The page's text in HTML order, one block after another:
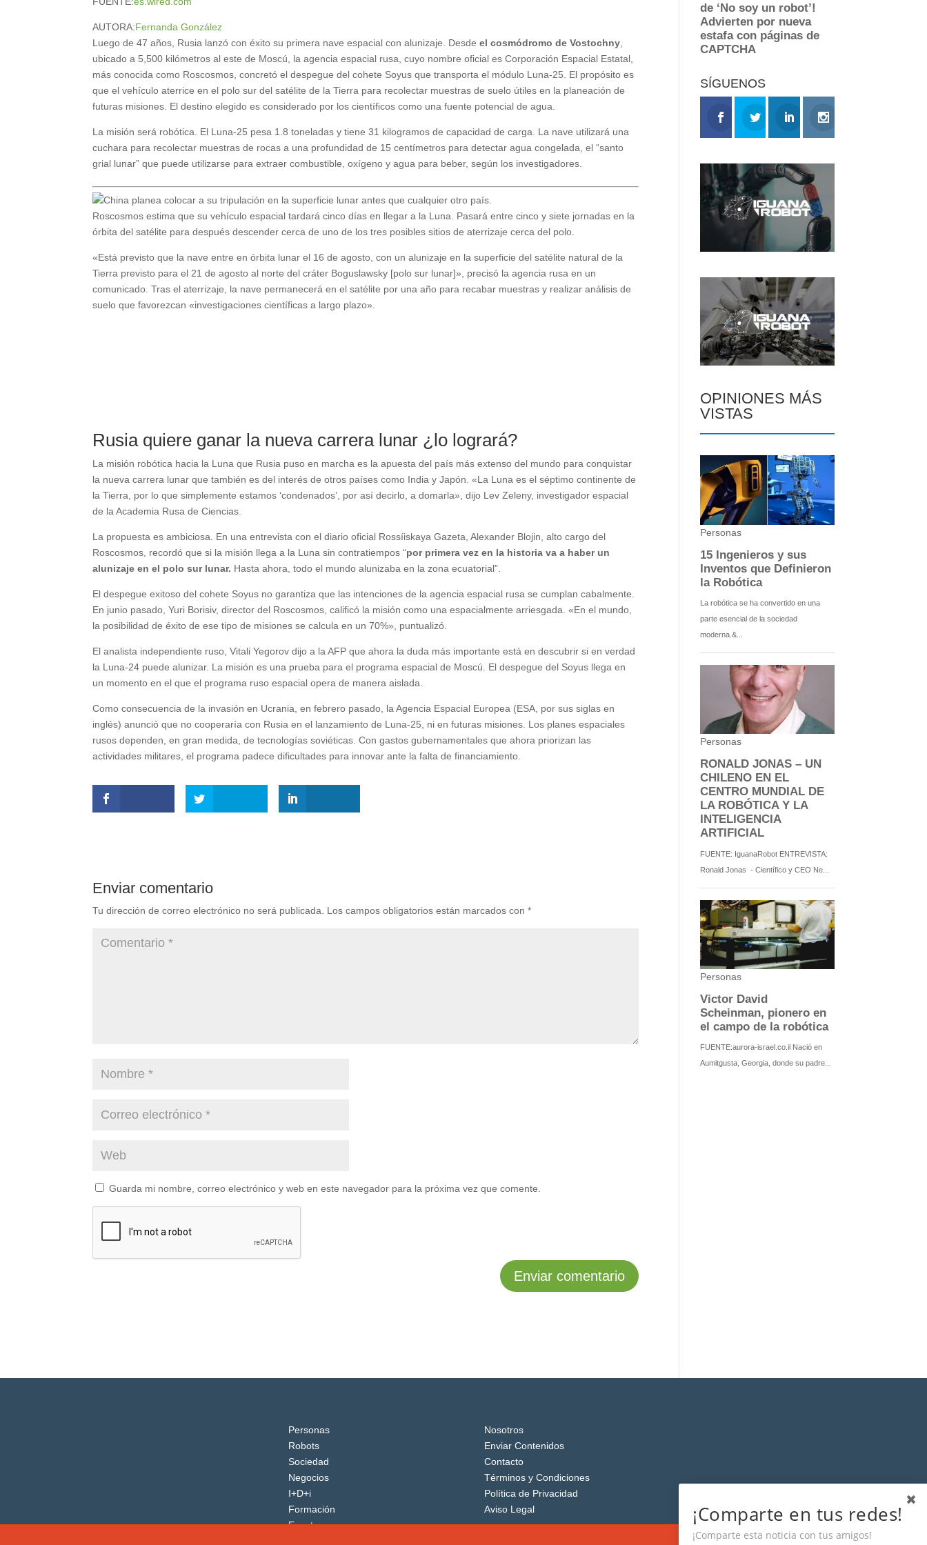
AUTORA:Fernanda González
Luego de 47 años, Rusia lanzó con éxito su primera nave espacial con alunizaje. Desdeel cosmódromo de Vostochny
ubicado a 5,500 kilómetros al este de Moscú, la agencia espacial rusa, cuyo nombre oficial es Corporación Espacial Estatal,
más conocida como Roscosmos, concretó el despegue del cohete Soyus que transporta el módulo Luna-25. El propósito es
que el vehículo aterrice en el polo sur del satélite de la Tierra para recolectar muestras de suelo útiles en la planeación de
futuras misiones. El destino elegido es considerado por los científicos como una fuente potencial de agua.
La misión será robótica. El Luna-25 pesa 1.8 toneladas y tiene 31 kilogramos de capacidad de carga. La nave utilizará una
cuchara para recolectar muestras de rocas a una profundidad de 15 centímetros para detectar agua congelada, el “santo
grial lunar” que puede utilizarse para extraer combustible, oxígeno y agua para beber, según los investigadores.
Roscosmos estima que su vehículo espacial tardará cinco días en llegar a la Luna. Pasará entre cinco y siete jornadas en la
órbita del satélite para después descender cerca de uno de los tres posibles sitios de aterrizaje cerca del polo.
«Está previsto que la nave entre en órbita lunar el 16 de agosto, con un alunizaje en la superficie del satélite natural de la
Tierra previsto para el 21 de agosto al norte del cráter Boguslawsky [polo sur lunar]», precisó la agencia rusa en un
comunicado. Tras el aterrizaje, la nave permanecerá en el satélite por una año para recabar muestras y realizar análisis de
suelo que favorezcan «investigaciones científicas a largo plazo».
Rusia quiere ganar la nueva carrera lunar ¿lo logrará?
La misión robótica hacia la Luna que Rusia puso en marcha es la apuesta del país más extenso del mundo para conquistar
la nueva carrera lunar que también es del interés de otros países como India y Japón. «La Luna es el séptimo continente de
la Tierra, por lo que simplemente estamos ‘condenados’, por así decirlo, a domarla», dijo Lev Zeleny, investigador espacial
de la Academia Rusa de Ciencias.
La propuesta es ambiciosa. En una entrevista con el diario oficial Rossíiskaya Gazeta, Alexander Blojin, alto cargo del
Roscosmos, recordó que si la misión llega a la Luna sin contratiempos “por primera vez en la historia va a haber un
alunizaje en el polo sur lunar. Hasta ahora, todo el mundo alunizaba en la zona ecuatorial”.
El despegue exitoso del cohete Soyus no garantiza que las intenciones de la agencia espacial rusa se cumplan cabalmente.
En junio pasado, Yuri Borisiv, director del Roscosmos, calificó la misión como una espacialmente arriesgada. «En el mundo,
la posibilidad de éxito de ese tipo de misiones se calcula en un 70%», puntualizó.
El analista independiente ruso, Vitali Yegorov dijo a la AFP que ahora la duda más importante está en descubrir si en verdad
la Luna-24 puede alunizar. La misión es una prueba para el programa espacial de Moscú. El despegue del Soyus llega en
un momento en el que el programa ruso espacial opera de manera aislada.
Como consecuencia de la invasión en Ucrania, en febrero pasado, la Agencia Espacial Europea (ESA, por sus siglas en
inglés) anunció que no cooperaría con Rusia en el lanzamiento de Luna-25, ni en futuras misiones. Los planes espaciales
rusos dependen, en gran medida, de tecnologías soviéticas. Con gastos gubernamentales que ahora priorizan las
actividades militares, el programa padece dificultades para innovar ante la falta de financiamiento.
Enviar comentario
Tu dirección de correo electrónico no será publicada. Los campos obligatorios están marcados con*
Guarda mi nombre, correo electrónico y web en este navegador para la próxima vez que comente.
SÍGUENOS
OPINIONES MÁS
VISTAS
Personas
Robots
Sociedad
Negocios
I+D+i
Formación
Eventos
Nosotros
Enviar Contenidos
Contacto
Términos y Condiciones
Política de Privacidad
Aviso Legal
¡Comparte en tus redes!
¡Comparte esta noticia con tus amigos!